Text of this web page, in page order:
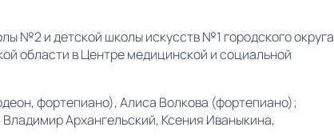
№2 и детской школы искусств №1 городского округа
области в Центре медицинской и социальной
фортепиано), Алиса Волкова (фортепиано);
Архангельский, Ксения Иваныкина,